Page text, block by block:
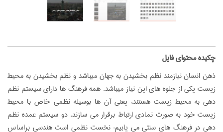
‌چکیده محتوای فایل
ذهن انسان نیازمند نظم بخشیدن به جهان میباشد و نظم بخشیدن به محیط
زیست یکی از جلوه های این نیاز میباشد. همه فرهنگ ها دارای سیستم نظم
دهی به محیط زیست هستند، یعنی آن ها بوسیله نظمی خاص با محیط
زیست خود به صورت نمادی ارتباط برقرار می سازند. دو سیستم عمده نظم
دهی در فرهنگ های سنتی می یابیم: نخست نظمی است هندسی براساس